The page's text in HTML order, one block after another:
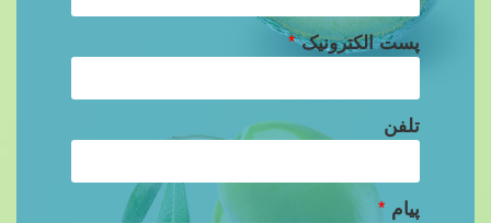
پست الکترونیک*
تلفن
پیام *